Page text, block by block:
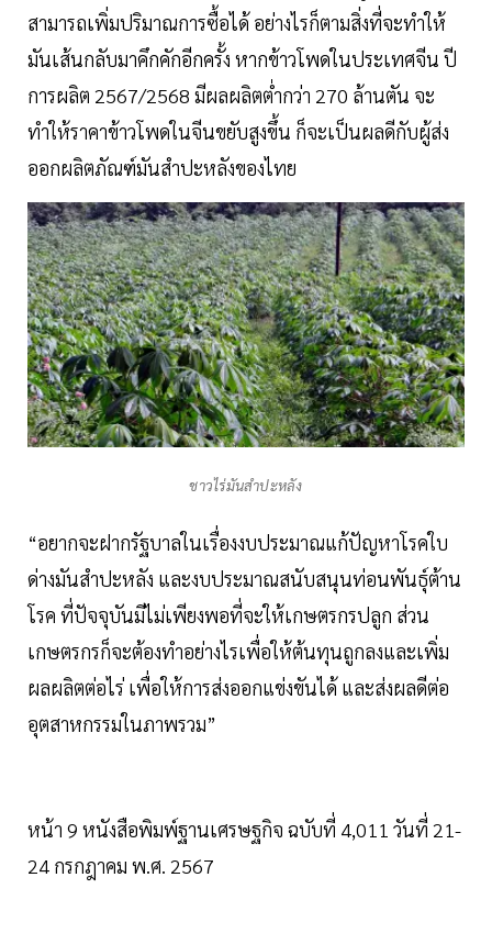
สามารถเพิ่มปริมาณการซื้อได้ อย่างไรก็ตามสิ่งที่จะทำให้
มันเส้นกลับมาคึกคักอีกครั้ง หากข้าวโพดในประเทศจีน ปี
การผลิต 2567/2568 มีผลผลิตต่ำกว่า 270 ล้านตัน จะ
ทำให้ราคาข้าวโพดในจีนขยับสูงขึ้น ก็จะเป็นผลดีกับผู้ส่ง
ออกผลิตภัณฑ์มันสำปะหลังของไทย
ชาวไร่มันสำปะหลัง
“อยากจะฝากรัฐบาลในเรื่องงบประมาณแก้ปัญหาโรคใบ
ด่างมันสำปะหลัง และงบประมาณสนับสนุนท่อนพันธุ์ต้าน
โรค ที่ปัจจุบันมีไม่เพียงพอที่จะให้เกษตรกรปลูก ส่วน
เกษตรกรก็จะต้องทำอย่างไรเพื่อให้ต้นทุนถูกลงและเพิ่ม
ผลผลิตต่อไร่ เพื่อให้การส่งออกแข่งขันได้ และส่งผลดีต่อ
อุตสาหกรรมในภาพรวม”
หน้า 9 หนังสือพิมพ์ฐานเศรษฐกิจ ฉบับที่ 4,011 วันที่ 21-
24 กรกฎาคม พ.ศ. 2567